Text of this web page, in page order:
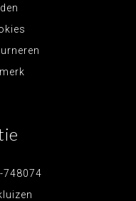
748074